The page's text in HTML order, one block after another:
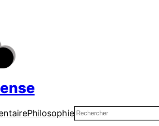
PhilosophieRechercher